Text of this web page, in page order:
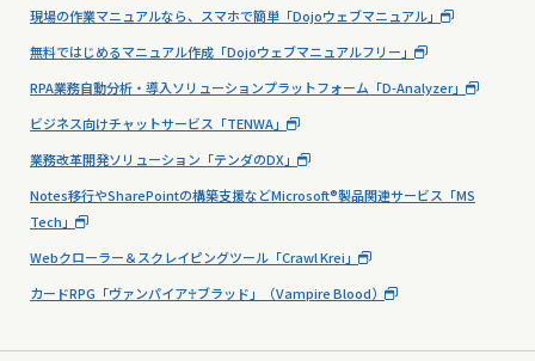
現場の作業マニュアルなら、スマホで簡単「Dojoウェブマニュアル」
無料ではじめるマニュアル作成「Dojoウェブマニュアルフリー」
RPA業務自動分析・導入ソリューションプラットフォーム「D-Analyzer」
ビジネス向けチャットサービス「TENWA」
業務改革開発ソリューション「テンダのDX」
Notes移行やSharePointの構築支援などMicrosoft®製品関連サービス「MS
Tech」
Webクローラー＆スクレイピングツール「Crawl Krei」
カードRPG「ヴァンパイア♰ブラッド」（Vampire Blood）